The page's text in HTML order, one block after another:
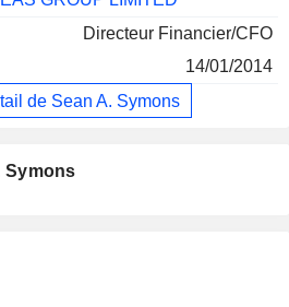
Directeur Financier/CFO
14/01/2014
de Sean A. Symons
Symons